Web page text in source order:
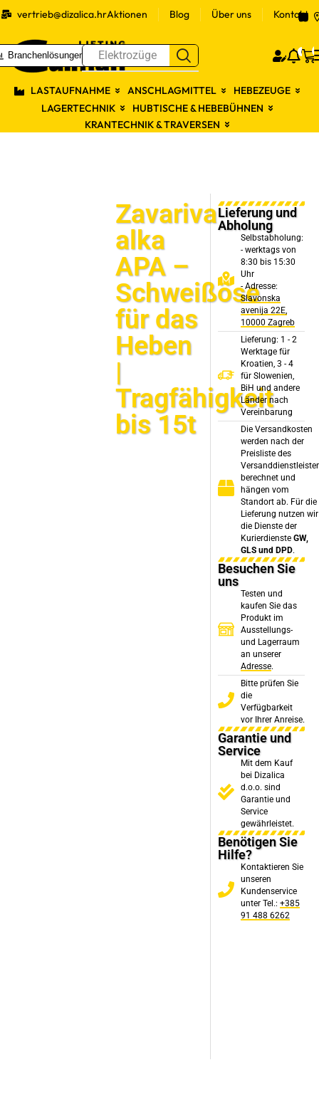
vertrieb@dizalica.hrAktionen Blog Über uns Kontakt
Branchenlösungen Elektrozüge 0
LASTAUFNAHME ANSCHLAGMITTEL
HEBEZEUGE
LAGERTECHNIK
HUBTISCHE & HEBEBÜHNEN
KRANTECHNIK & TRAVERSEN
Zavariva
alka
APA –
Schweißöse
für das
Heben
|
Tragfähigkeit
bis 15t
Lieferung und
Abholung
Selbstabholung:
- werktags von
8:30 bis 15:30
Uhr
- Adresse:
Slavonska
avenija 22E,
10000 Zagreb
Lieferung: 1 - 2
Werktage für
Kroatien, 3 - 4
für Slowenien,
BiH und andere
Länder nach
Vereinbarung
Die Versandkosten
werden nach der
Preisliste des
berechnet und
hängen vom
Standort ab. Für die
Lieferung nutzen wir
die Dienste der
Kurierdienste GW,
GLS und DPD.
Besuchen Sie
uns
Testen und
kaufen Sie das
Produkt im
Ausstellungs-
und Lagerraum
an unserer
Adresse.
Bitte prüfen Sie
die
Verfügbarkeit
vor Ihrer Anreise.
Garantie und
Service
Mit dem Kauf
bei Dizalica
d.o.o. sind
Garantie und
Service
gewährleistet.
Benötigen Sie
Hilfe?
Kontaktieren Sie
unseren
Kundenservice
unter Tel.: +385
91 488 6262